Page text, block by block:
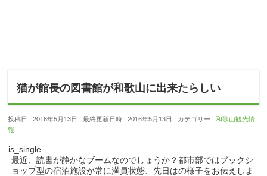
猫が館長の図書館が和歌山に出来たらしい
投稿日 : 2016年5月13日 最終更新日時 : 2016年5月13日 カテゴリー :和歌山観光情
報
is_single
最近、読書が静かなブームなのでしょうか？都市部ではブックシ
ョップ型の宿泊施設が常に満員状態、先日はの様子をお伝えしま